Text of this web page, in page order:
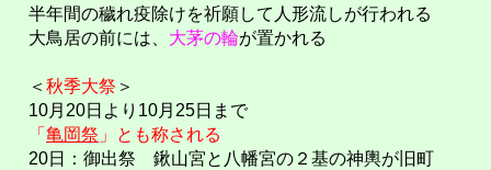
半年間の穢れ疫除けを祈願して人形流しが行われる
大鳥居の前には、 大茅の輪が置かれる
＜ 秋季大祭 ＞
10月20日より10月25日まで
「 亀岡祭 」とも称される
20日：御出祭 鍬山宮と八幡宮の２基の神輿が旧町